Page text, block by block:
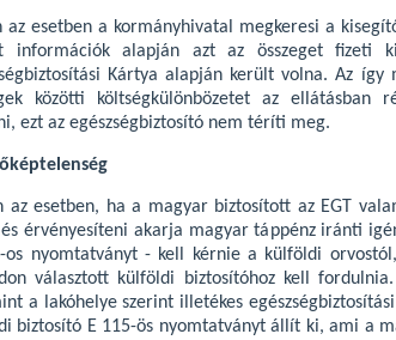
az esetben a kormányhivatal megkeresi a
információk alapján azt az összeget fizeti
Kártya alapján került volna. Az
közötti költségkülönbözetet az ellátásban
ezt az egészségbiztosító nem téríti meg.
az esetben, ha a magyar biztosított az EGT
érvényesíteni akarja magyar táppénz iránti
os nyomtatványt - kell kérnie a külföldi
választott külföldi biztosítóhoz kell
a lakóhelye szerint illetékes
biztosító E 115-ös nyomtatványt állít ki, ami a